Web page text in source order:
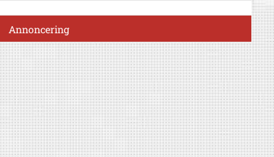
Annoncering